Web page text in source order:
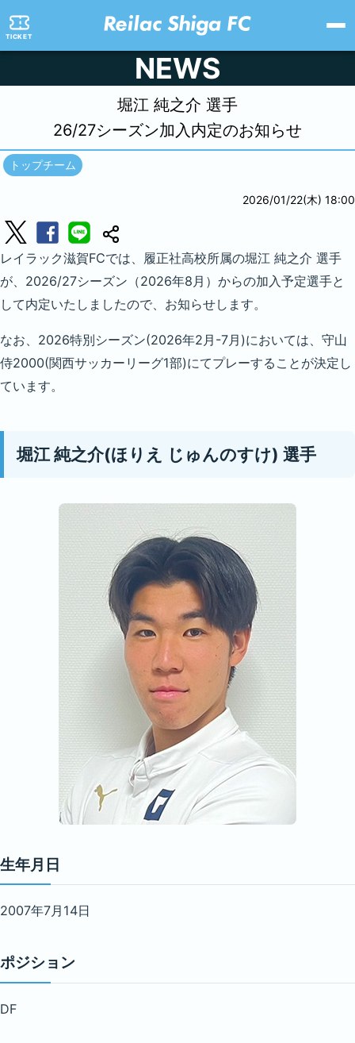
TICKET
NEWS
堀江 純之介 選手
26/27シーズン加入内定のお知らせ
トップチーム
2026/01/22(木) 18:00
レイラック滋賀FCでは、履正社高校所属の堀江 純之介 選手
が、2026/27シーズン（2026年8月）からの加入予定選手と
して内定いたしましたので、お知らせします。
なお、2026特別シーズン(2026年2月-7月)においては、守山
侍2000(関西サッカーリーグ1部)にてプレーすることが決定し
ています。
堀江 純之介(ほりえ じゅんのすけ) 選手
生年月日
2007年7月14日
ポジション
DF